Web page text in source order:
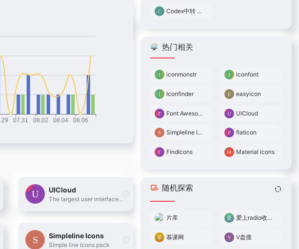
UICloud
The largest user interface design database in the world.
Simpleline Icons
Simple line Icons pack
Codex中转 0.05倍率
热门相关
iconmonstr iconfont
Iconfinder easyicon
Font Awesome Icon UICloud
Simpleline Icons flaticon
FindIcons Material icons
随机探索
片库 爱上radio收音机
慕课网 V盘搜